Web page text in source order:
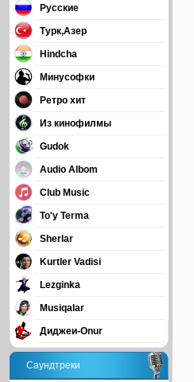
Русские
Турк,Азер
Hindcha
Минусофки
Ретро хит
Из кинофилмы
Gudok
Audio Albom
Club Music
To'y Terma
Sherlar
Kurtler Vadisi
Lezginka
Musiqalar
Диджеи-Onur
Саундтреки